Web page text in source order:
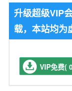
升级超级VIP
载，本站均为
VIP免费(